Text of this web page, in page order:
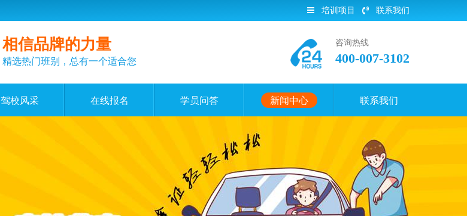
培训项目 联系我们
相信品牌的力量
精选热门班别，总有一个适合您
咨询热线
400-007-3102
驾校风采 在线报名 学员问答 新闻中心 联系我们